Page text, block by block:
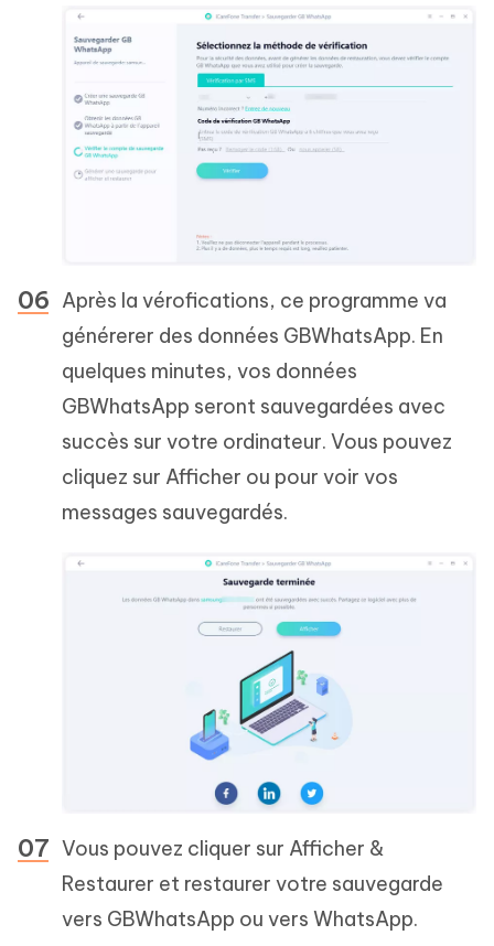
Après la vérofications, ce programme va
générerer des données GBWhatsApp. En
quelques minutes, vos données
GBWhatsApp seront sauvegardées avec
succès sur votre ordinateur. Vous pouvez
cliquez sur Afficher ou pour voir vos
messages sauvegardés.
Vous pouvez cliquer sur Afficher &
Restaurer et restaurer votre sauvegarde
vers GBWhatsApp ou vers WhatsApp.